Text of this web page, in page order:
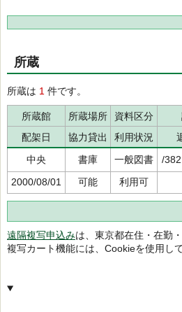
所蔵
所蔵は 1 件です。
所蔵館 所蔵場所 資料区分
配架日
協力貸出 利用状況
中央
書庫 一般図書 /
2000/08/01
可能 利用可
遠隔複写申込みは、東京都在住・在勤
複写カート機能には、Cookieを使用し